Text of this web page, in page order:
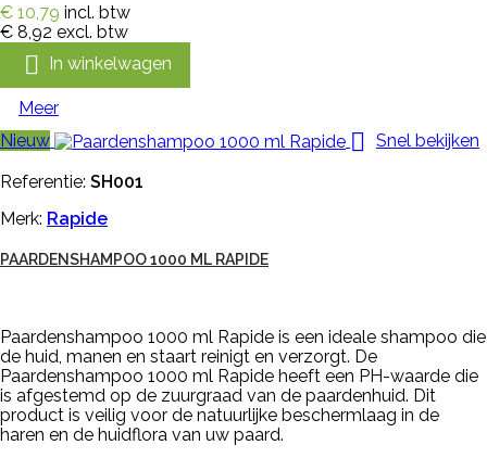
€ 10,79 incl. btw
€ 8,92 excl. btw
 In winkelwagen
Meer
Nieuw
 Snel bekijken
Referentie: SH001
Merk: Rapide
PAARDENSHAMPOO 1000 ML RAPIDE
Paardenshampoo 1000 ml Rapide is een ideale shampoo die
de huid, manen en staart reinigt en verzorgt. De
Paardenshampoo 1000 ml Rapide heeft een PH-waarde die
is afgestemd op de zuurgraad van de paardenhuid. Dit
product is veilig voor de natuurlijke beschermlaag in de
haren en de huidflora van uw paard.